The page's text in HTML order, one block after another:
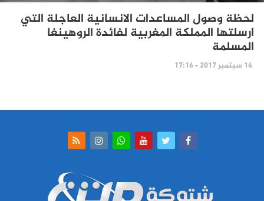
لحظة وصول المساعدات الانسانية العاجلة التي
ارسلتها المملكة المغربية لفائدة الروهينغا
المسلمة
16 سبتمبر 2017 - 17:16